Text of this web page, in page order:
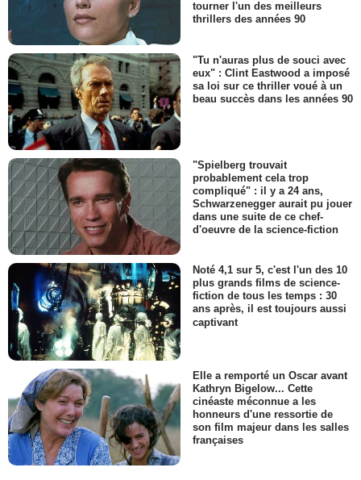
tourner l'un des meilleurs
thrillers des années 90
"Tu n'auras plus de souci avec
eux" : Clint Eastwood a imposé
sa loi sur ce thriller voué à un
beau succès dans les années 90
"Spielberg trouvait
probablement cela trop
compliqué" : il y a 24 ans,
Schwarzenegger aurait pu jouer
dans une suite de ce chef-
d'oeuvre de la science-fiction
Noté 4,1 sur 5, c'est l'un des 10
plus grands films de science-
fiction de tous les temps : 30
ans après, il est toujours aussi
captivant
Elle a remporté un Oscar avant
Kathryn Bigelow... Cette
cinéaste méconnue a les
honneurs d'une ressortie de
son film majeur dans les salles
françaises